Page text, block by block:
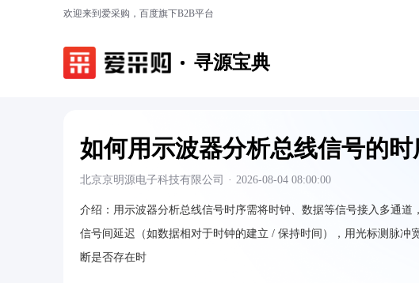
欢迎来到爱采购，百度旗下B2B平台
寻源宝典
如何用示波器分析总线信号的时
北京京明源电子科技有限公司 · 2026-08-04 08:00:00
介绍： 用示波器分析总线信号时序需将时钟、数据等信号接入多通
信号间延迟（如数据相对于时钟的建立 / 保持时间），用光标测脉
断是否存在时